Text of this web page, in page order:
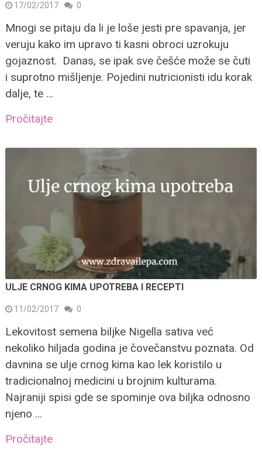
17/02/2017 0
Mnogi se pitaju da li je loše jesti pre spavanja, jer
veruju kako im upravo ti kasni obroci uzrokuju
gojaznost. Danas, se ipak sve češće može se čuti
i suprotno mišljenje. Pojedini nutricionisti idu korak
dalje, te …
Pročitajte
ULJE CRNOG KIMA UPOTREBA I RECEPTI
11/02/2017 0
Lekovitost semena biljke Nigella sativa već
nekoliko hiljada godina je čovečanstvu poznata. Od
davnina se ulje crnog kima kao lek koristilo u
tradicionalnoj medicini u brojnim kulturama.
Najraniji spisi gde se spominje ova biljka odnosno
njeno …
Pročitajte